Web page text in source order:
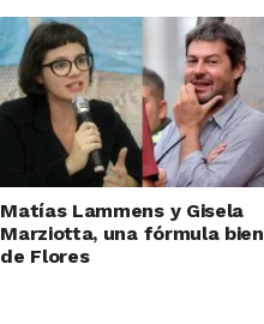
Matías Lammens y Gisela
Marziotta, una fórmula bien
de Flores